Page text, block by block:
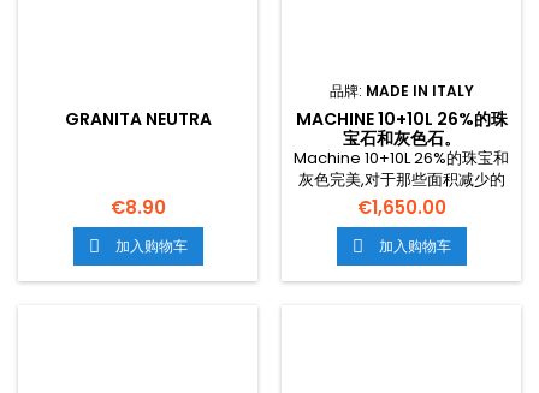
GRANITA NEUTRA
€8.90
 加入购物车
品牌: MADE IN ITALY
MACHINE 10+10L 26%的珠
宝石和灰色石。
Machine 10+10L 26%的珠宝和
灰色完美,对于那些面积减少的
空间的人来说,不想提供掩护和
灰色。. 两个坦克从每10个L级的
能力中拆除,与该产品接触的所
有组成部分都没有便利清洁进
程的工具。. 在整个意大利,运输
€1,650.00
 加入购物车